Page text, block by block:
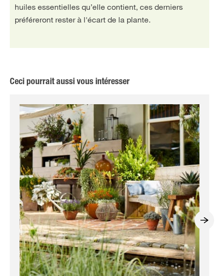
huiles essentielles qu’elle contient, ces derniers
préféreront rester à l'écart de la plante.
Ceci pourrait aussi vous intéresser